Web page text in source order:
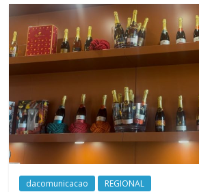
dacomunicacao REGIONAL